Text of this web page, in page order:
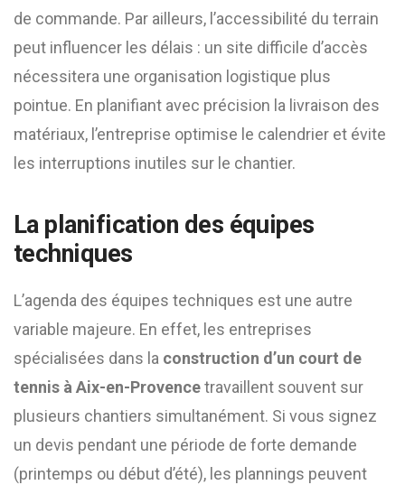
de commande. Par ailleurs, l’accessibilité du terrain
peut influencer les délais : un site difficile d’accès
nécessitera une organisation logistique plus
pointue. En planifiant avec précision la livraison des
matériaux, l’entreprise optimise le calendrier et évite
les interruptions inutiles sur le chantier.
La planification des équipes
techniques
L’agenda des équipes techniques est une autre
variable majeure. En effet, les entreprises
spécialisées dans la construction d’un court de
tennis à Aix-en-Provencetravaillent souvent sur
plusieurs chantiers simultanément. Si vous signez
un devis pendant une période de forte demande
(printemps ou début d’été), les plannings peuvent